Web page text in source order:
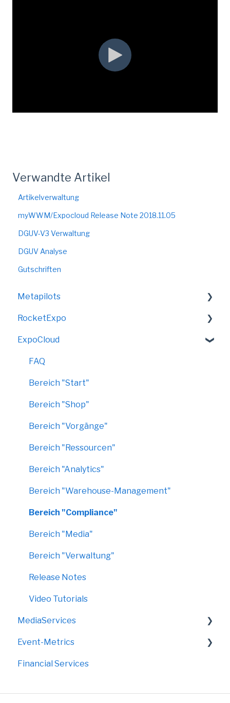
Verwandte Artikel
Artikelverwaltung
myWWM/Expocloud Release Note 2018.11.05
DGUV-V3 Verwaltung
DGUV Analyse
Gutschriften
Metapilots
VirtualShow
RocketExpo
LED-Messewand
ExpoCloud
FAQ
Bereich "Start"
Bereich "Shop"
Bereich "Vorgänge"
Bereich "Ressourcen"
Bereich "Analytics"
Bereich "Warehouse-Management"
Bereich "Compliance"
Bereich "Media"
Bereich "Verwaltung"
Release Notes
Video Tutorials
MediaServices
Rollups
Faltdisplays
Event-Metrics
FAQ
Financial Services